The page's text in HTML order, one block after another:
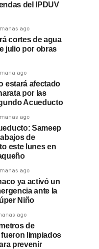
del IPDUV
ago
cortes de agua
julio por obras
ago
estará afectado
por las
Acueducto
ago
Sameep
de
este lunes en
ago
ya activó un
ante la
Niño
ago
de
limpiados
prevenir